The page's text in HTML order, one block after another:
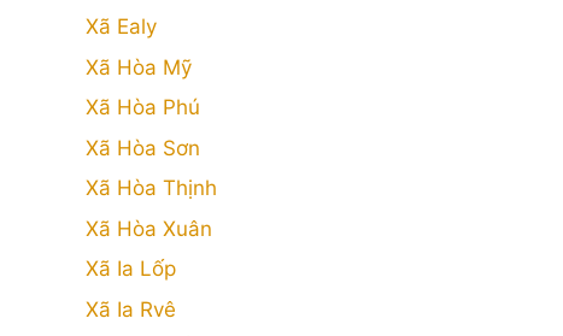
Xã Ealy
Xã Hòa Mỹ
Xã Hòa Phú
Xã Hòa Sơn
Xã Hòa Thịnh
Xã Hòa Xuân
Xã Ia Lốp
Xã Ia Rvê